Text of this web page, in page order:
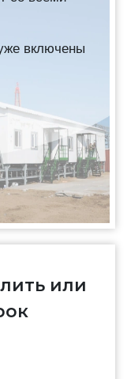
включены
или